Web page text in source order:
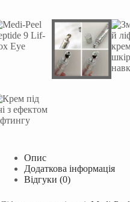
Опис
Додаткова інформація
Відгуки (0)